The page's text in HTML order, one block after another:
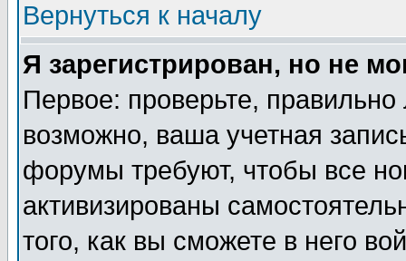
Вернуться к началу
Я зарегистрирован, но не
Первое: проверьте,
возможно, ваша учетная
форумы требуют, чтобы все
активизированы
того, как вы сможете в него